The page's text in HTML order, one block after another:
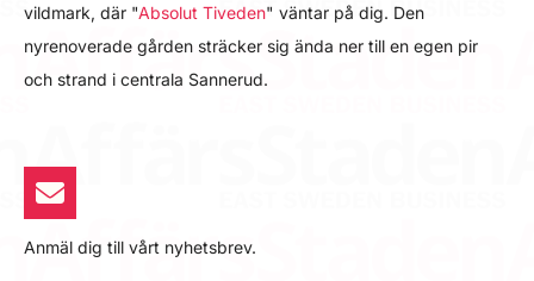
vildmark, där "Absolut Tiveden" väntar på dig. Den
nyrenoverade gården sträcker sig ända ner till en egen pir
och strand i centrala Sannerud.
Anmäl dig till vårt nyhetsbrev.